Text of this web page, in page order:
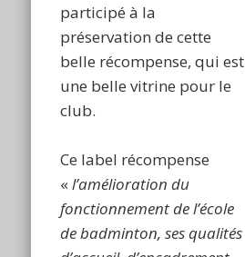
participé à la
préservation de cette
belle récompense, qui est
une belle vitrine pour le
club.
Ce label récompense
« l’amélioration du
fonctionnement de l’école
de badminton, ses qualités